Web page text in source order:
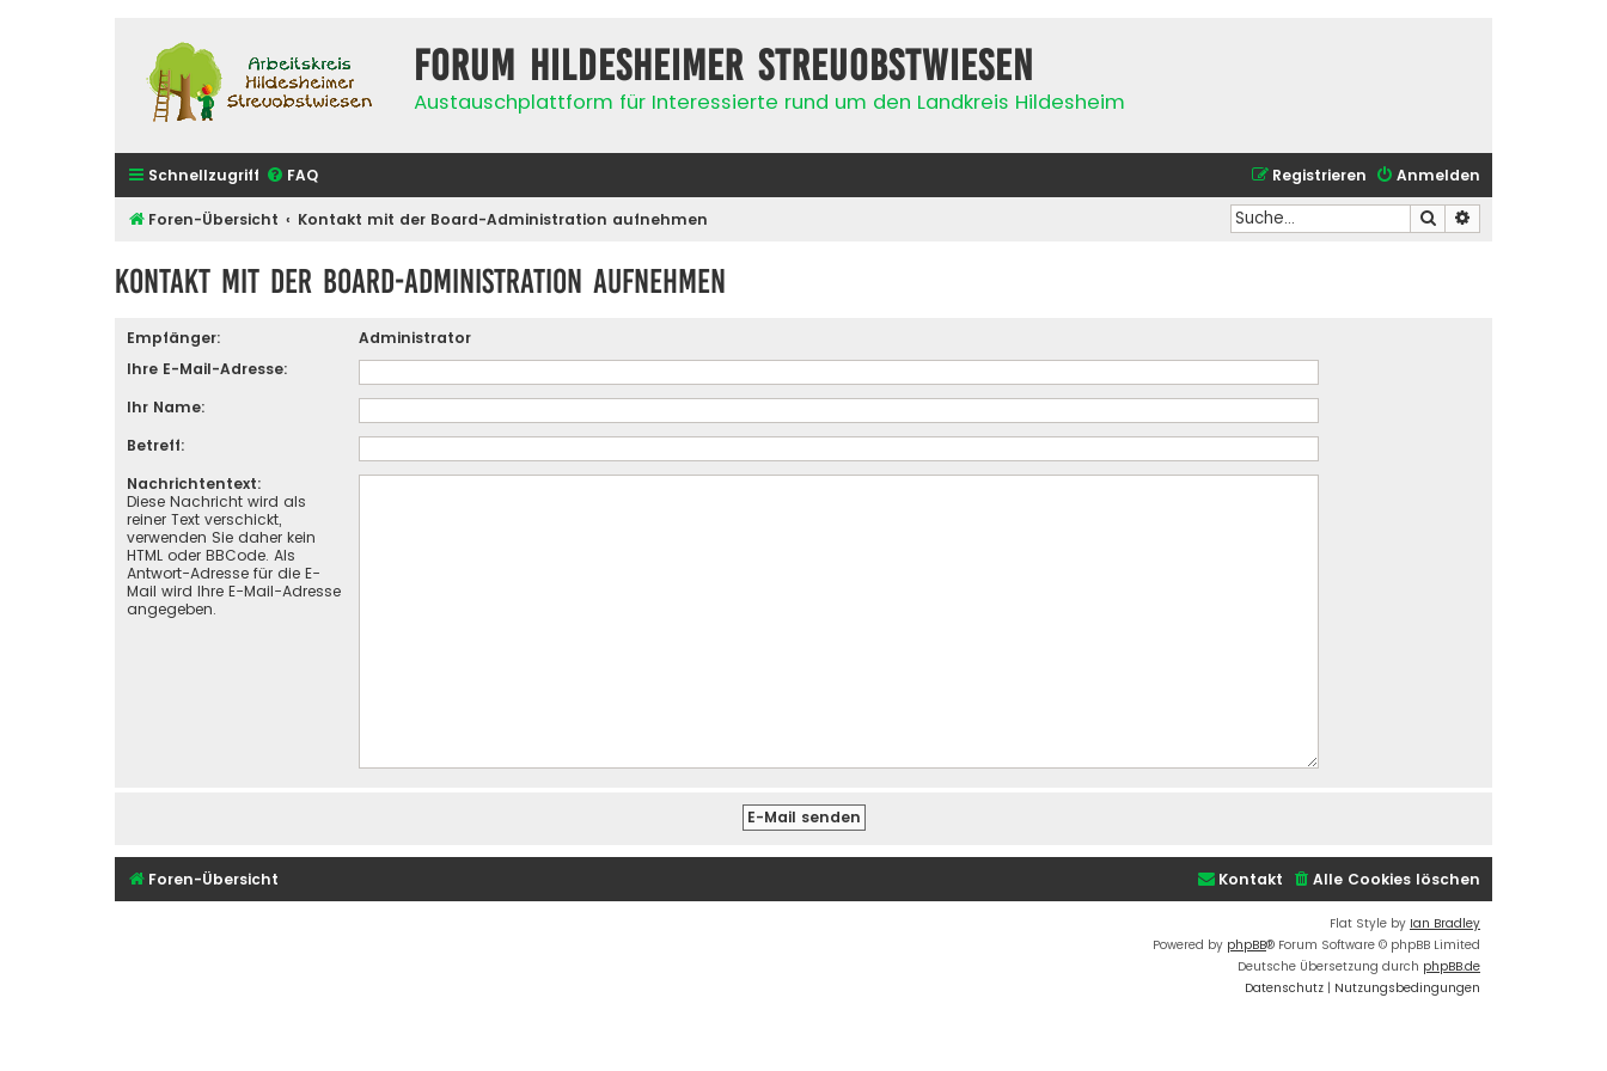
Forum Hildesheimer Streuobstwiesen
Austauschplattform für Interessierte rund um den Landkreis Hildesheim
Schnellzugriff FAQ Anmelden
Registrieren
Foren-Übersicht Kontakt mit der Board-Administration aufnehmen Suche
Kontakt mit der Board-Administration aufnehmen
Empfänger:
Administrator
Ihre E-Mail-Adresse:
Ihr Name:
Betreff:
Nachrichtentext:
Diese Nachricht wird als
reiner Text verschickt,
verwenden Sie daher kein
HTML oder BBCode. Als
Antwort-Adresse für die E-
Mail wird Ihre E-Mail-Adresse
angegeben.
Foren-Übersicht Alle Cookies löschen
Kontakt
Flat Style by Ian Bradley
Powered by phpBB® Forum Software © phpBB Limited
Deutsche Übersetzung durch phpBB.de
Datenschutz | Nutzungsbedingungen